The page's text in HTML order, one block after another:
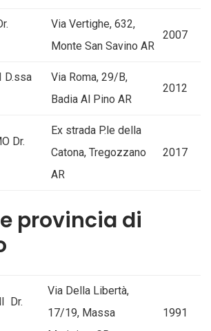
Via Vertighe, 632,
Monte San Savino AR
2007
D.ssa
Via Roma, 29/B,
Badia Al Pino AR
2012
Dr.
Ex strada P.le della
Catona, Tregozzano
AR
2017
provincia di
Dr.
Via Della Libertà,
17/19, Massa
1991